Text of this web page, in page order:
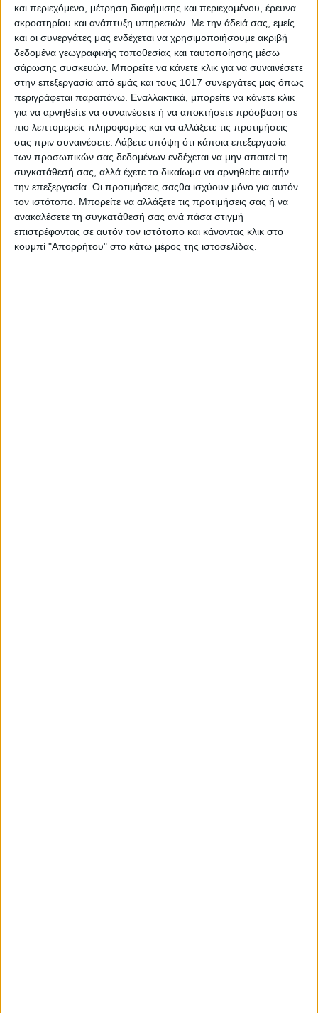
και περιεχόμενο, μέτρηση διαφήμισης και περιεχομένου, έρευνα
ακροατηρίου και ανάπτυξη υπηρεσιών. Με την άδειά σας, εμείς
και οι συνεργάτες μας ενδέχεται να χρησιμοποιήσουμε ακριβή
δεδομένα γεωγραφικής τοποθεσίας και ταυτοποίησης μέσω
σάρωσης συσκευών. Μπορείτε να κάνετε κλικ για να συναινέσετε
στην επεξεργασία από εμάς και τους 1017 συνεργάτες μας όπως
περιγράφεται παραπάνω. Εναλλακτικά, μπορείτε να κάνετε κλικ
για να αρνηθείτε να συναινέσετε ή να αποκτήσετε πρόσβαση σε
πιο λεπτομερείς πληροφορίες και να αλλάξετε τις προτιμήσεις
σας πριν συναινέσετε. Λάβετε υπόψη ότι κάποια επεξεργασία
των προσωπικών σας δεδομένων ενδέχεται να μην απαιτεί τη
συγκατάθεσή σας, αλλά έχετε το δικαίωμα να αρνηθείτε αυτήν
την επεξεργασία. Οι προτιμήσεις σαςθα ισχύουν μόνο για αυτόν
τον ιστότοπο. Μπορείτε να αλλάξετε τις προτιμήσεις σας ή να
ανακαλέσετε τη συγκατάθεσή σας ανά πάσα στιγμή
επιστρέφοντας σε αυτόν τον ιστότοπο και κάνοντας κλικ στο
κουμπί "Απορρήτου" στο κάτω μέρος της ιστοσελίδας.
Η ανεξέλεγκτη απόρριψη ζωικών υπολειμμάτων εγκυμονεί
σοβαρούς κινδύνους για τη δημόσια υγεία,για τα ίδια τα ζώα,
αλλά και για τους ανθρώπους που ζουν ή περνούν από την
περιοχή.
Η εικόνα διαμελισμένων ζώων πεταμένων στο χώμα δεν
δείχνει ενδιαφέρον για τα αδέσποτα ζώα αν η πράξη έγινε για
το σκοπό αυτό,αντιθέτως δείχνειαδιαφορία και ωμότητα
Ο δημόσιος χώρος δεν ανήκει στην ασυδοσία κανενός,και η
κακοποίηση άμεση ή έμμεση δεν δικαιολογείται με καμία
πρόθεση.
Οι εικόνες προκαλούν ντροπή και μας γυρίζουν χρόνια πίσω.